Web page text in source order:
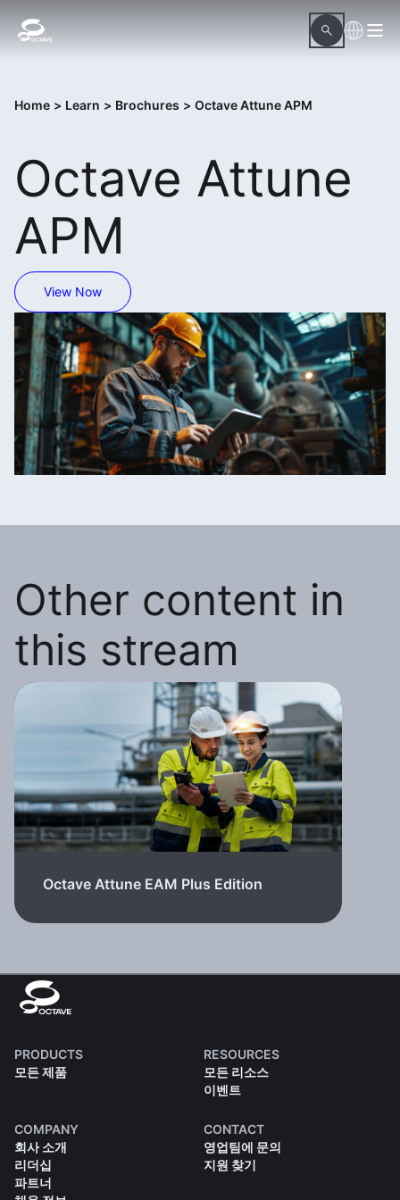
Home > Learn > Brochures > Octave Attune APM
Octave Attune
APM
View Now
Other content in
this stream
Octave Attune EAM Plus Edition
PRODUCTS
모든 제품
RESOURCES
모든 리소스
이벤트
COMPANY
회사 소개
리더십
파트너
CONTACT
영업팀에 문의
지원 찾기